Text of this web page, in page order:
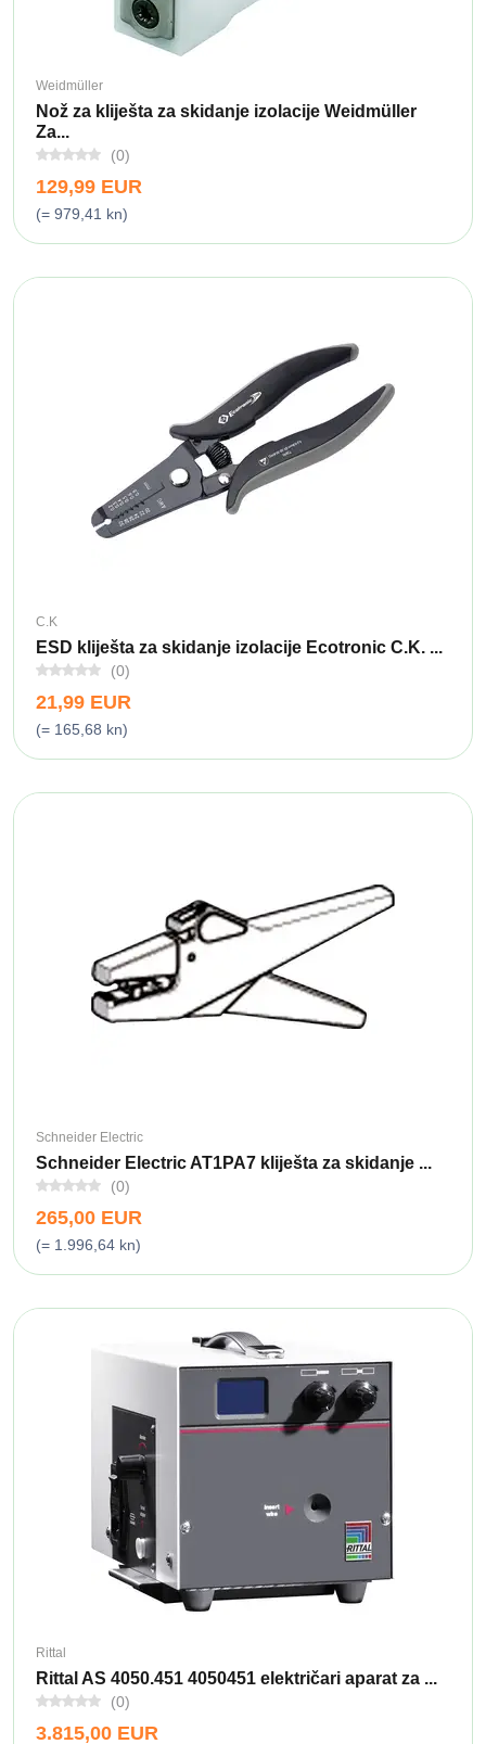
Weidmüller
Nož za kliješta za skidanje izolacije Weidmüller
Za...
(0)
129,99 EUR
(= 979,41 kn)
C.K
ESD kliješta za skidanje izolacije Ecotronic C.K. ...
(0)
21,99 EUR
(= 165,68 kn)
Schneider Electric
Schneider Electric AT1PA7 kliješta za skidanje ...
(0)
265,00 EUR
(= 1.996,64 kn)
Rittal
Rittal AS 4050.451 4050451 električari aparat za ...
(0)
3.815,00 EUR